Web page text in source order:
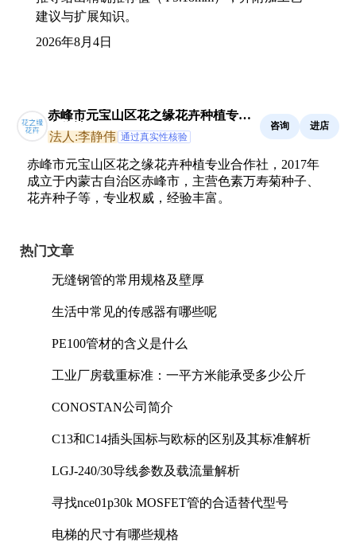
建议与扩展知识。
2026年8月4日
赤峰市元宝山区花之缘花卉种植专业
合作社
法人:李静伟 通过真实性核验
咨询 进店
赤峰市元宝山区花之缘花卉种植专业合作社，2017年
成立于内蒙古自治区赤峰市，主营色素万寿菊种子、
花卉种子等，专业权威，经验丰富。
热门文章
无缝钢管的常用规格及壁厚
生活中常见的传感器有哪些呢
PE100管材的含义是什么
工业厂房载重标准：一平方米能承受多少公斤
CONOSTAN公司简介
C13和C14插头国标与欧标的区别及其标准解析
LGJ-240/30导线参数及载流量解析
寻找nce01p30k MOSFET管的合适替代型号
电梯的尺寸有哪些规格